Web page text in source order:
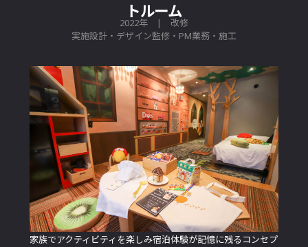
トルーム
2022年 | 改修
実施設計・デザイン監修・PM業務・施工
家族でアクティビティを楽しみ宿泊体験が記憶に残るコンセプ